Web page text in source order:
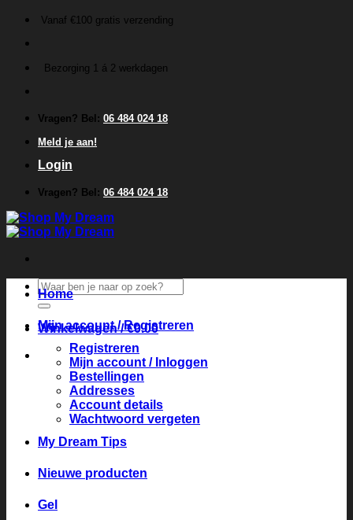
inhoud
Vanaf €100 gratis verzending
Bezorging 1 á 2 werkdagen
Vragen? Bel: 06 484 024 18
Meld je aan!
Login
Vragen? Bel: 06 484 024 18
Zoeken
naar:
Winkelwagen /€0.00
Home
Mijn account / Registreren
Registreren
Mijn account / Inloggen
Bestellingen
Addresses
Account details
Wachtwoord vergeten
My Dream Tips
Nieuwe producten
Gel